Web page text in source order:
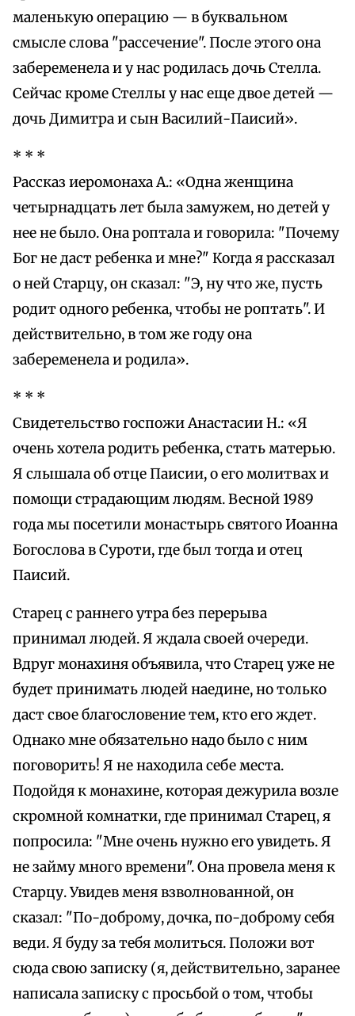
маленькую операцию — в буквальном
смысле слова "рассечение". После этого она
забеременела и у нас родилась дочь Стелла.
Сейчас кроме Стеллы у нас еще двое детей —
дочь Димитра и сын Василий-Паисий».
* * *
Рассказ иеромонаха А.: «Одна женщина
четырнадцать лет была замужем, но детей у
нее не было. Она роптала и говорила: "Почему
Бог не даст ребенка и мне?" Когда я рассказал
о ней Старцу, он сказал: "Э, ну что же, пусть
родит одного ребенка, чтобы не роптать". И
действительно, в том же году она
забеременела и родила».
* * *
Свидетельство госпожи Анастасии Н.: «Я
очень хотела родить ребенка, стать матерью.
Я слышала об отце Паисии, о его молитвах и
помощи страдающим людям. Весной 1989
года мы посетили монастырь святого Иоанна
Богослова в Суроти, где был тогда и отец
Паисий.
Старец с раннего утра без перерыва
принимал людей. Я ждала своей очереди.
Вдруг монахиня объявила, что Старец уже не
будет принимать людей наедине, но только
даст свое благословение тем, кто его ждет.
Однако мне обязательно надо было с ним
поговорить! Я не находила себе места.
Подойдя к монахине, которая дежурила возле
скромной комнатки, где принимал Старец, я
попросила: "Мне очень нужно его увидеть. Я
не займу много времени". Она провела меня к
Старцу. Увидев меня взволнованной, он
сказал: "По-доброму, дочка, по-доброму себя
веди. Я буду за тебя молиться. Положи вот
сюда свою записку (я, действительно, заранее
написала записку с просьбой о том, чтобы